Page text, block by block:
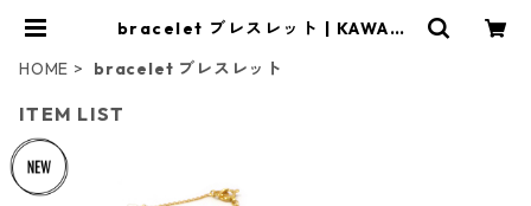
bracelet ブレスレット | KAWABE
HOME
bracelet ブレスレット
ITEM LIST